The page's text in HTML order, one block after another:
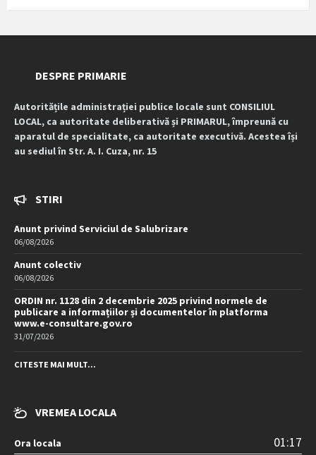
DESPRE PRIMARIE
Autoritățile administrației publice locale sunt CONSILIUL
LOCAL, ca autoritate deliberativă și PRIMARUL, împreună cu
aparatul de specialitate, ca autoritate executivă. Acestea își
au sediul în Str. A. I. Cuza, nr. 15
STIRI
Anunt privind Serviciul de Salubrizare
06/08/2026
Anunt colectiv
06/08/2026
ORDIN nr. 1128 din 2 decembrie 2025 privind normele de
publicare a informațiilor și documentelor în platforma
www.e-consultare.gov.ro
31/07/2026
CITESTE MAI MULT...
VREMEA LOCALA
Ora locala 01:17